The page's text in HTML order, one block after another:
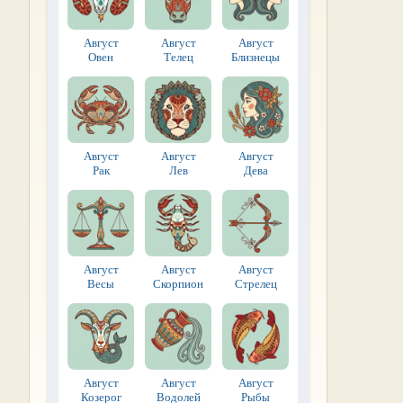
Август
Овен
Август
Телец
Август
Близнецы
Август
Рак
Август
Лев
Август
Дева
Август
Весы
Август
Скорпион
Август
Стрелец
Август
Козерог
Август
Водолей
Август
Рыбы